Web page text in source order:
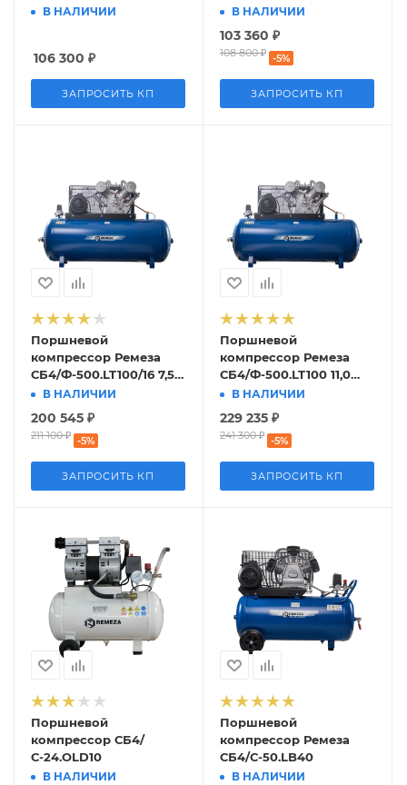
В НАЛИЧИИ
106 300 ₽
ЗАПРОСИТЬ КП
В НАЛИЧИИ
103 360 ₽
108 800₽ -5%
ЗАПРОСИТЬ КП
Поршневой
компрессор Ремеза
СБ4/Ф-500.LT100/16 7,5
кВтВ НАЛИЧИИ
200 545 ₽
211 100₽ -5%
ЗАПРОСИТЬ КП
Поршневой
компрессор Ремеза
СБ4/Ф-500.LT100 11,0
кВтВ НАЛИЧИИ
229 235 ₽
241 300₽ -5%
ЗАПРОСИТЬ КП
Поршневой
компрессор СБ4/
С-24.OLD10
В НАЛИЧИИ
Поршневой
компрессор Ремеза
СБ4/С-50.LB40
В НАЛИЧИИ